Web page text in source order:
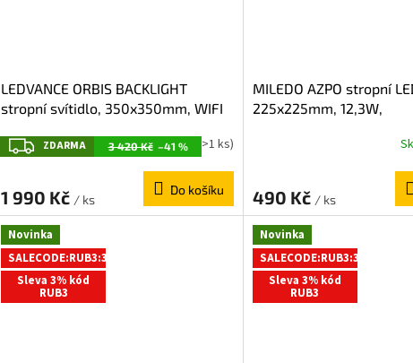
Z
A
R
M
A
ZDARMA 3 420 Kč –41 %
LEDVANCE ORBIS BACKLIGHT
stropní svítidlo, 350x350mm, WIFI
IP20, černá AC314100055Skladem (>1 ks)
1 990 Kč / ks
Do košíku
MILEDO AZPO stropní
225x225mm, 12,3W,
490 Kč / ks
Novinka
SALECODE:RUB3:3:%
Sleva 3% kód
RUB3
Novinka
SALECODE:RUB3:3:%
Sleva 3% kód
RUB3